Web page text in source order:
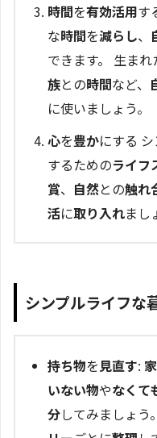
時間を有効活用す
な時間を減らし、
できます。 生まれ
族との時間など、
に使いましょう。
心を豊かにする シ
するためのライフ
賞、 自然との触れ
活に取り入れまし
シンプルライフな
持ち物を見直す:
いない物やなくて
分してみましょう。